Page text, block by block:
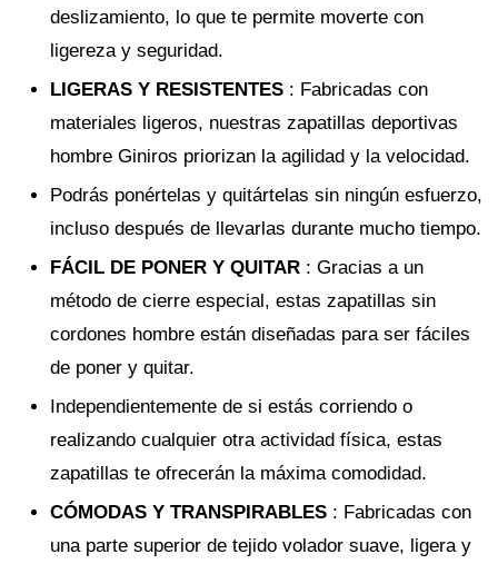
deslizamiento, lo que te permite moverte con
ligereza y seguridad.
LIGERAS Y RESISTENTES : Fabricadas con
materiales ligeros, nuestras zapatillas deportivas
hombre Giniros priorizan la agilidad y la velocidad.
Podrás ponértelas y quitártelas sin ningún esfuerzo,
incluso después de llevarlas durante mucho tiempo.
FÁCIL DE PONER Y QUITAR : Gracias a un
método de cierre especial, estas zapatillas sin
cordones hombre están diseñadas para ser fáciles
de poner y quitar.
Independientemente de si estás corriendo o
realizando cualquier otra actividad física, estas
zapatillas te ofrecerán la máxima comodidad.
CÓMODAS Y TRANSPIRABLES : Fabricadas con
una parte superior de tejido volador suave, ligera y